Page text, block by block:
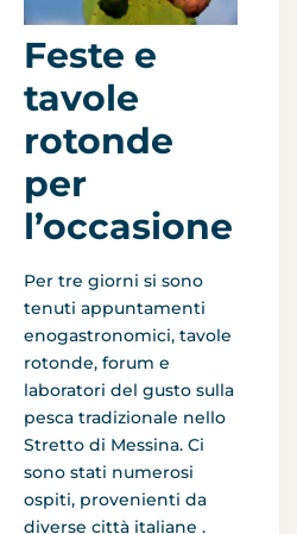
Feste e
tavole
rotonde
per
l’occasione
Per tre giorni si sono
tenuti appuntamenti
enogastronomici, tavole
rotonde, forum e
laboratori del gusto sulla
pesca tradizionale nello
Stretto di Messina. Ci
sono stati numerosi
ospiti, provenienti da
diverse città italiane .